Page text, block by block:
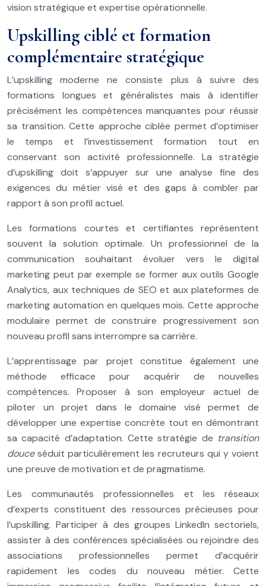
vision stratégique et expertise opérationnelle.
Upskilling ciblé et formation
complémentaire stratégique
L’upskilling moderne ne consiste plus à suivre des
formations longues et généralistes mais à identifier
précisément les compétences manquantes pour réussir
sa transition. Cette approche ciblée permet d’optimiser
le temps et l’investissement formation tout en
conservant son activité professionnelle. La stratégie
d’upskilling doit s’appuyer sur une analyse fine des
exigences du métier visé et des gaps à combler par
rapport à son profil actuel.
Les formations courtes et certifiantes représentent
souvent la solution optimale. Un professionnel de la
communication souhaitant évoluer vers le digital
marketing peut par exemple se former aux outils Google
Analytics, aux techniques de SEO et aux plateformes de
marketing automation en quelques mois. Cette approche
modulaire permet de construire progressivement son
nouveau profil sans interrompre sa carrière.
L’apprentissage par projet constitue également une
méthode efficace pour acquérir de nouvelles
compétences. Proposer à son employeur actuel de
piloter un projet dans le domaine visé permet de
développer une expertise concrète tout en démontrant
sa capacité d’adaptation. Cette stratégie de transition
douceséduit particulièrement les recruteurs qui y voient
une preuve de motivation et de pragmatisme.
Les communautés professionnelles et les réseaux
d’experts constituent des ressources précieuses pour
l’upskilling. Participer à des groupes LinkedIn sectoriels,
assister à des conférences spécialisées ou rejoindre des
associations professionnelles permet d’acquérir
rapidement les codes du nouveau métier. Cette